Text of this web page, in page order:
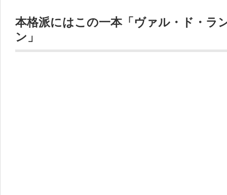
本格派にはこの一本「ヴァル・ド・
ン」